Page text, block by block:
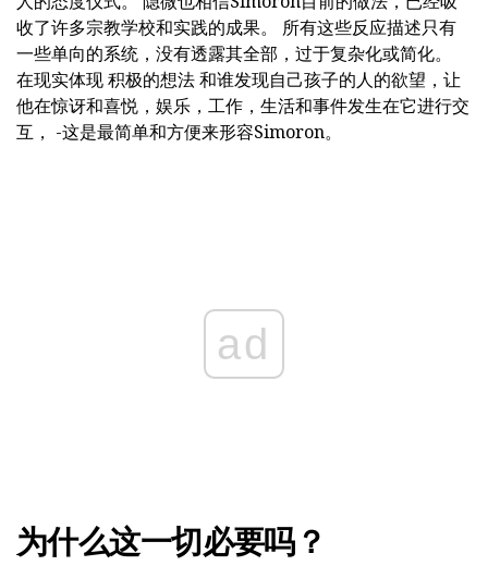
收了许多宗教学校和实践的成果。 所有这些反应描述只有
一些单向的系统，没有透露其全部，过于复杂化或简化。
在现实体现 积极的想法 和谁发现自己孩子的人的欲望，让
他在惊讶和喜悦，娱乐，工作，生活和事件发生在它进行交
互， -这是最简单和方便来形容Simoron。
ad
为什么这一切必要吗？